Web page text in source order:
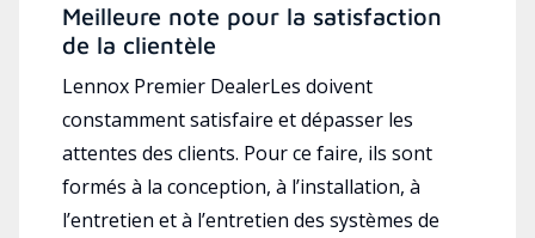
Meilleure note pour la satisfaction
de la clientèle
Lennox Premier DealerLes doivent
constamment satisfaire et dépasser les
attentes des clients. Pour ce faire, ils sont
formés à la conception, à l’installation, à
l’entretien et à l’entretien des systèmes de